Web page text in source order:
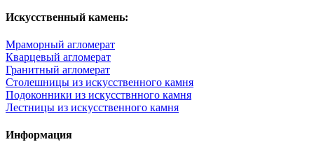
Искусственный камень:
Мраморный агломерат
Кварцевый агломерат
Гранитный агломерат
Столешницы из искусственного камня
Подоконники из искусствнного камня
Лестницы из искусственного камня
Информация